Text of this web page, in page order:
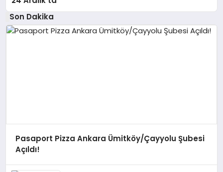
Son Dakika
Pasaport Pizza Ankara Ümitköy/Çayyolu Şubesi
Açıldı!